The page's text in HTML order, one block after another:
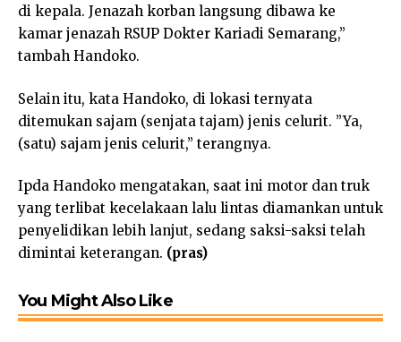
di kepala. Jenazah korban langsung dibawa ke
kamar jenazah RSUP Dokter Kariadi Semarang,”
tambah Handoko.
Selain itu, kata Handoko, di lokasi ternyata
ditemukan sajam (senjata tajam) jenis celurit. ”Ya,
(satu) sajam jenis celurit,” terangnya.
Ipda Handoko mengatakan, saat ini motor dan truk
yang terlibat kecelakaan lalu lintas diamankan untuk
penyelidikan lebih lanjut, sedang saksi-saksi telah
dimintai keterangan. (pras)
You Might Also Like